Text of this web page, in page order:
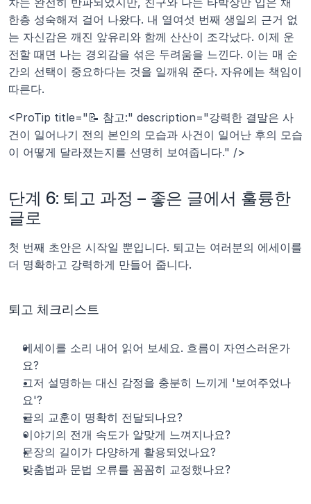
한층 성숙해져 걸어 나왔다. 내 열여섯 번째 생일의 근거 없
는 자신감은 깨진 앞유리와 함께 산산이 조각났다. 이제 운
전할 때면 나는 경외감을 섞은 두려움을 느낀다. 이는 매 순
간의 선택이 중요하다는 것을 일깨워 준다. 자유에는 책임이
따른다.
<ProTip title="📝 참고:" description="강력한 결말은 사
건이 일어나기 전의 본인의 모습과 사건이 일어난 후의 모습
이 어떻게 달라졌는지를 선명히 보여줍니다." />
단계 6: 퇴고 과정 – 좋은 글에서 훌륭한
글로
첫 번째 초안은 시작일 뿐입니다. 퇴고는 여러분의 에세이를
더 명확하고 강력하게 만들어 줍니다.
퇴고 체크리스트
에세이를 소리 내어 읽어 보세요. 흐름이 자연스러운가
요?
그저 설명하는 대신 감정을 충분히 느끼게 '보여주었나
요'?
글의 교훈이 명확히 전달되나요?
이야기의 전개 속도가 알맞게 느껴지나요?
문장의 길이가 다양하게 활용되었나요?
맞춤법과 문법 오류를 꼼꼼히 교정했나요?